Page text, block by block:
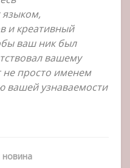
языком,
и креативный
ваш ник был
вашему
не просто именем
вашей узнаваемости
новина